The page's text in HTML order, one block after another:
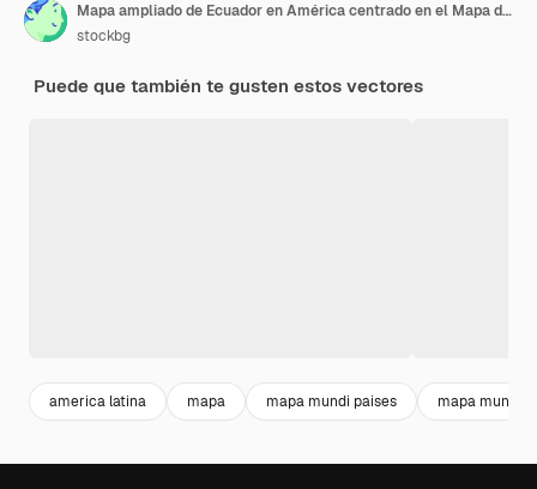
Mapa ampliado de Ecuador en América centrado en el Mapa del Mundo Mapa ampliado y bandera de Ecuador
stockbg
Puede que también te gusten estos vectores
america latina mapa mapa mundi paises mapa mundo